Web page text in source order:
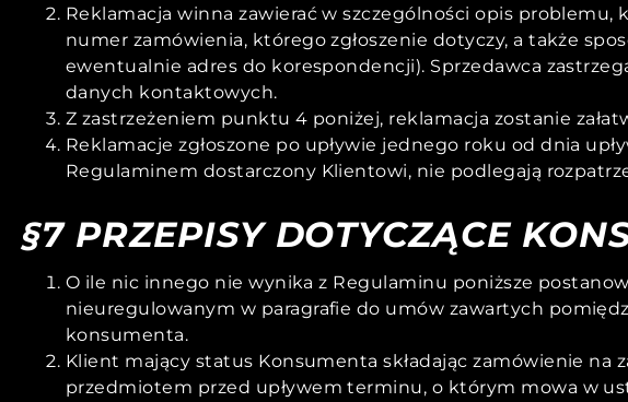
Reklamacja winna zawierać w szczególności opis problemu,
numer zamówienia, którego zgłoszenie dotyczy, a także
ewentualnie adres do korespondencji). Sprzedawca
danych kontaktowych.
Z zastrzeżeniem punktu 4 poniżej, reklamacja zostanie
Reklamacje zgłoszone po upływie jednego roku od dnia
Regulaminem dostarczony Klientowi, nie podlegają
§7 PRZEPISY DOTYCZĄCE
O ile nic innego nie wynika z Regulaminu poniższe
nieuregulowanym w paragrafie do umów zawartych
konsumenta.
Klient mający status Konsumenta składając zamówienie
przedmiotem przed upływem terminu, o którym mowa w